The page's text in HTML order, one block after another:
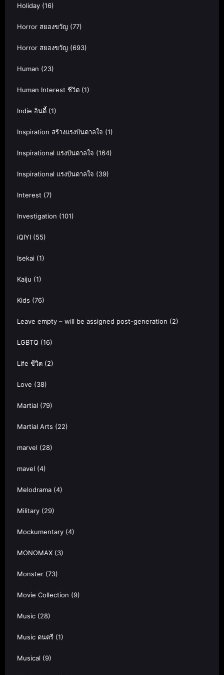
Holiday (16)
Horror สยองขวัญ (77)
Horror สยองขวัญ (693)
Human (23)
Human Interest ชีวิต (1)
Indie อินดี้ (1)
Inspiration สร้างแรงบันดาลใจ (1)
Inspirational แรงบันดาลใจ (164)
Inspirational แรงบันดาลใจ (39)
Interest (7)
Investigation (101)
iQIYI (55)
Isekai (1)
Kaiju (1)
Kids (76)
Leave empty – will be assigned post-generation (2)
LGBTQ (16)
Life ชีวิต (2)
Love (38)
Martial (79)
Martial Arts (22)
marvel (28)
mavel (4)
Melodrama (4)
Military (29)
Mockumentary (4)
MONOMAX (3)
Monster (73)
Movie Collection (9)
Music (28)
Music ดนตรี (1)
Musical (9)